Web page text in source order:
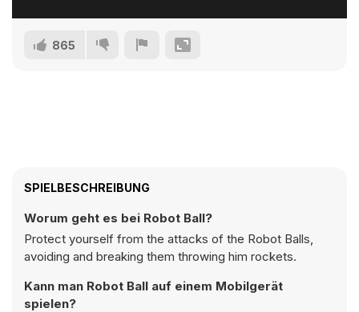
865
SPIELBESCHREIBUNG
Worum geht es bei Robot Ball?
Protect yourself from the attacks of the Robot Balls,
avoiding and breaking them throwing him rockets.
Kann man Robot Ball auf einem Mobilgerät
spielen?